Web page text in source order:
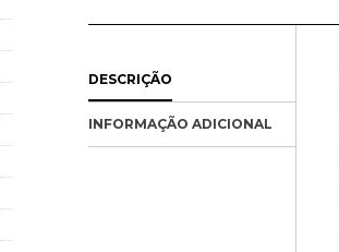
DESCRIÇÃO
INFORMAÇÃO ADICIONAL